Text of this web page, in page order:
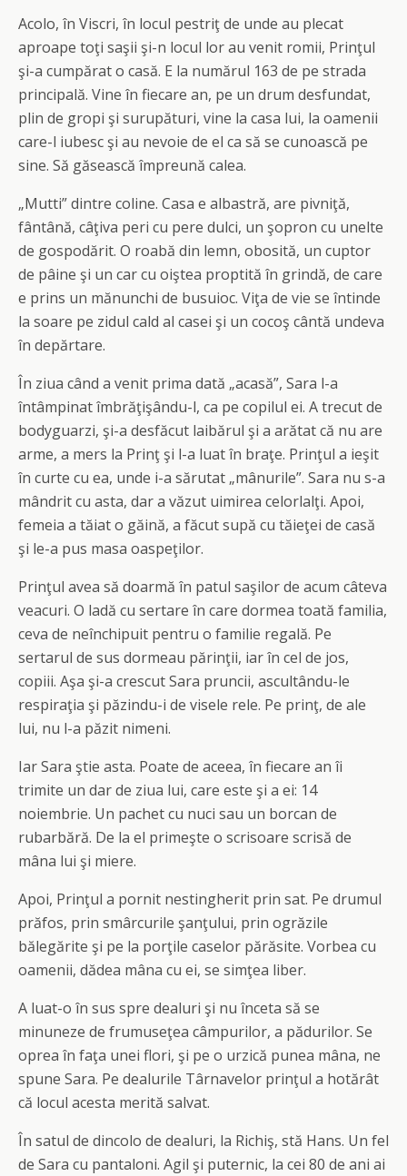
Acolo, în Viscri, în locul pestriţ de unde au plecat
aproape toţi saşii şi-n locul lor au venit romii, Prinţul
şi-a cumpărat o casă. E la numărul 163 de pe strada
principală. Vine în fiecare an, pe un drum desfundat,
plin de gropi şi surupături, vine la casa lui, la oamenii
care-l iubesc şi au nevoie de el ca să se cunoască pe
sine. Să găsească împreună calea.
„Mutti” dintre coline. Casa e albastră, are pivniţă,
fântână, câţiva peri cu pere dulci, un şopron cu unelte
de gospodărit. O roabă din lemn, obosită, un cuptor
de pâine şi un car cu oiştea proptită în grindă, de care
e prins un mănunchi de busuioc. Viţa de vie se întinde
la soare pe zidul cald al casei şi un cocoş cântă undeva
în depărtare.
În ziua când a venit prima dată „acasă”, Sara l-a
întâmpinat îmbrăţişându-l, ca pe copilul ei. A trecut de
bodyguarzi, şi-a desfăcut laibărul şi a arătat că nu are
arme, a mers la Prinţ şi l-a luat în braţe. Prinţul a ieşit
în curte cu ea, unde i-a sărutat „mânurile”. Sara nu s-a
mândrit cu asta, dar a văzut uimirea celorlalţi. Apoi,
femeia a tăiat o găină, a făcut supă cu tăieţei de casă
şi le-a pus masa oaspeţilor.
Prinţul avea să doarmă în patul saşilor de acum câteva
veacuri. O ladă cu sertare în care dormea toată familia,
ceva de neînchipuit pentru o familie regală. Pe
sertarul de sus dormeau părinţii, iar în cel de jos,
copiii. Aşa şi-a crescut Sara pruncii, ascultându-le
respiraţia şi păzindu-i de visele rele. Pe prinţ, de ale
lui, nu l-a păzit nimeni.
Iar Sara ştie asta. Poate de aceea, în fiecare an îi
trimite un dar de ziua lui, care este şi a ei: 14
noiembrie. Un pachet cu nuci sau un borcan de
rubarbără. De la el primeşte o scrisoare scrisă de
mâna lui şi miere.
Apoi, Prinţul a pornit nestingherit prin sat. Pe drumul
prăfos, prin smârcurile şanţului, prin ogrăzile
bălegărite şi pe la porţile caselor părăsite. Vorbea cu
oamenii, dădea mâna cu ei, se simţea liber.
A luat-o în sus spre dealuri şi nu înceta să se
minuneze de frumuseţea câmpurilor, a pădurilor. Se
oprea în faţa unei flori, şi pe o urzică punea mâna, ne
spune Sara. Pe dealurile Târnavelor prinţul a hotărât
că locul acesta merită salvat.
În satul de dincolo de dealuri, la Richiş, stă Hans. Un fel
de Sara cu pantaloni. Agil şi puternic, la cei 80 de ani ai